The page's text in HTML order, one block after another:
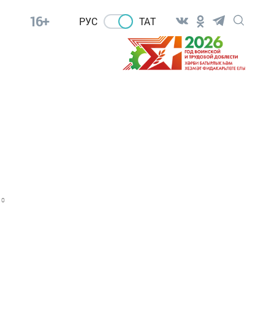
16+ РУС ТАТ
0